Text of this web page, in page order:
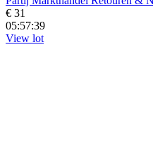
€ 31
05:57:38
View lot